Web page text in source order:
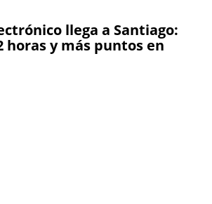
llega a Santiago:
horas y más puntos en